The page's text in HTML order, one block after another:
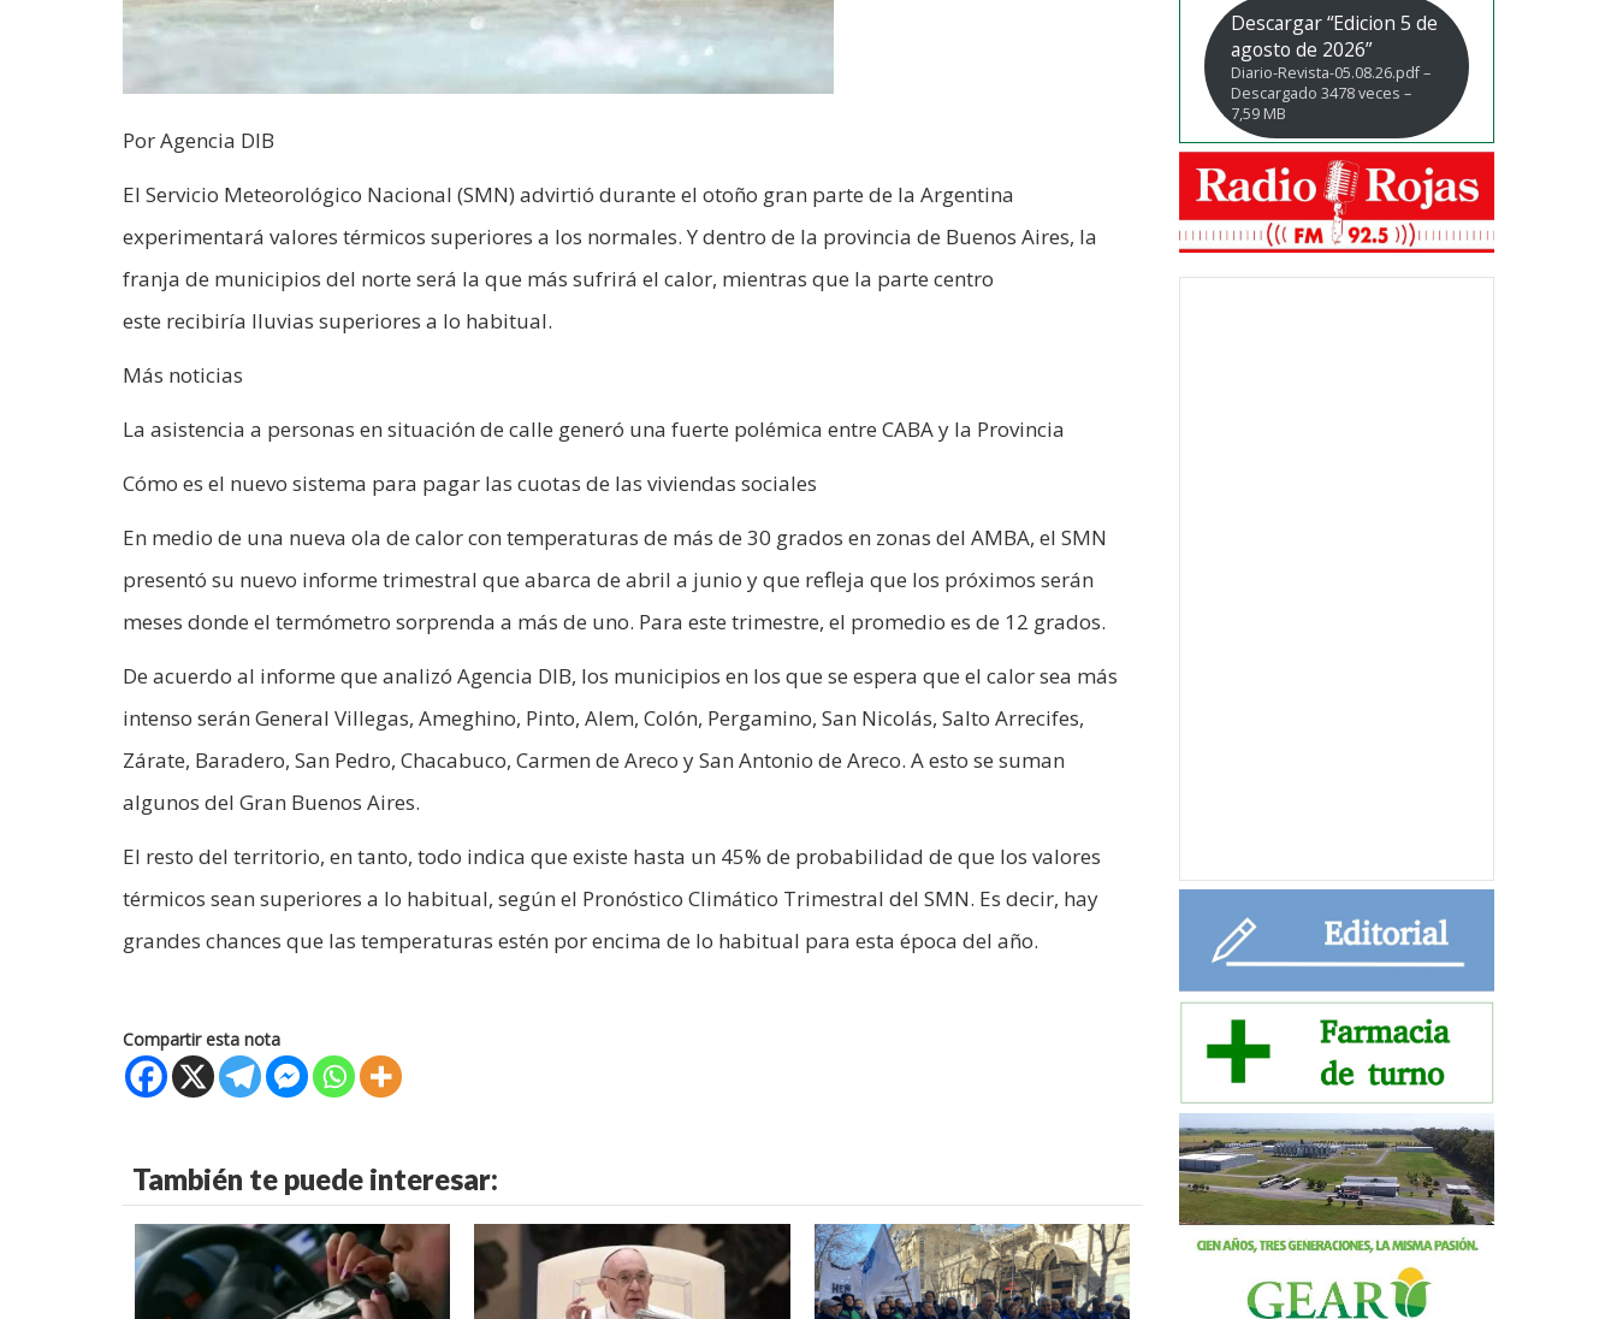
Por Agencia DIB
El Servicio Meteorológico Nacional (SMN) advirtió durante el otoño gran parte de la Argentina
experimentará valores térmicos superiores a los normales. Y dentro de la provincia de Buenos Aires, la
franja de municipios del norte será la que más sufrirá el calor, mientras que la parte centro
este recibiría lluvias superiores a lo habitual.
Más noticias
La asistencia a personas en situación de calle generó una fuerte polémica entre CABA y la Provincia
Cómo es el nuevo sistema para pagar las cuotas de las viviendas sociales
En medio de una nueva ola de calor con temperaturas de más de 30 grados en zonas del AMBA, el SMN
presentó su nuevo informe trimestral que abarca de abril a junio y que refleja que los próximos serán
meses donde el termómetro sorprenda a más de uno. Para este trimestre, el promedio es de 12 grados.
De acuerdo al informe que analizó Agencia DIB, los municipios en los que se espera que el calor sea más
intenso serán General Villegas, Ameghino, Pinto, Alem, Colón, Pergamino, San Nicolás, Salto Arrecifes,
Zárate, Baradero, San Pedro, Chacabuco, Carmen de Areco y San Antonio de Areco. A esto se suman
algunos del Gran Buenos Aires.
El resto del territorio, en tanto, todo indica que existe hasta un 45% de probabilidad de que los valores
térmicos sean superiores a lo habitual, según el Pronóstico Climático Trimestral del SMN. Es decir, hay
grandes chances que las temperaturas estén por encima de lo habitual para esta época del año.
Compartir esta nota
También te puede interesar:
Descargar “Edicion 5 de
agosto de 2026”
Diario-Revista-05.08.26.pdf –
Descargado 3478 veces –
7,59 MB